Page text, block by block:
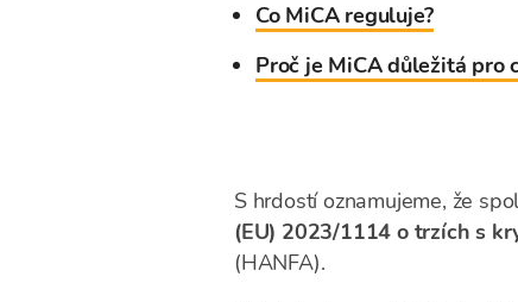
Co MiCA reguluje?
Proč je MiCA důležitá pro
S hrdostí oznamujeme, že
(EU) 2023/1114 o trzích s
(HANFA).